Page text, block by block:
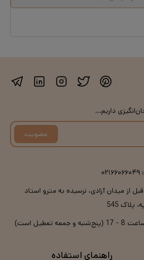
داریم...
عضویت
۰۲۱۶۶۰۶۶۰۴۹
قبل از میدان آزادی، نرسیده به مترو استاد
545
تعطیل است)
راهنمای استفاده